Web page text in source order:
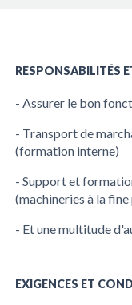
RESPONSABILITÉS
- Assurer le bon
- Transport de
(formation interne)
- Support et
(machineries à la
- Et une multitude
EXIGENCES ET